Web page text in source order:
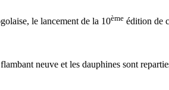
le lancement de la 10ème édition de
neuve et les dauphines sont